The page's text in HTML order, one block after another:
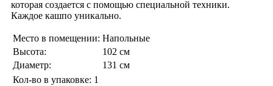
которая создается с помощью специальной техники.
Каждое кашпо уникально.
Место в помещении: Напольные
Высота:
102 см
Диаметр:
131 см
Кол-во в упаковке: 1